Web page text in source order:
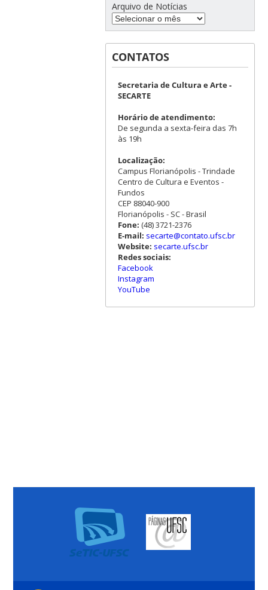
Arquivo de Notícias
CONTATOS
Secretaria de Cultura e Arte -
SECARTE
Horário de atendimento:
De segunda a sexta-feira das 7h
às 19h
Localização:
Campus Florianópolis - Trindade
Centro de Cultura e Eventos -
Fundos
CEP 88040-900
Florianópolis - SC - Brasil
Fone: (48) 3721-2376
E-mail: secarte@contato.ufsc.br
Website: secarte.ufsc.br
Redes sociais:
Facebook
Instagram
YouTube